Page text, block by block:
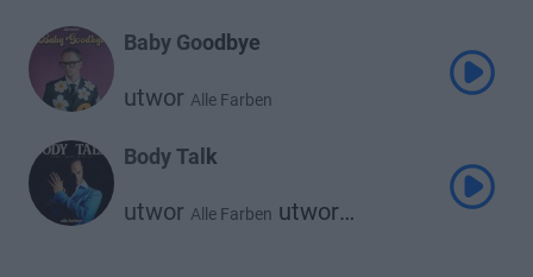
Baby Goodbye
utwor Alle Farben
Body Talk
utwor Alle Farben utwor